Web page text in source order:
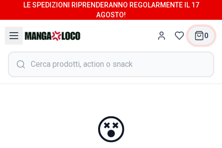
LE SPEDIZIONI RIPRENDERANNO REGOLARMENTE IL 17
AGOSTO!
0
😵